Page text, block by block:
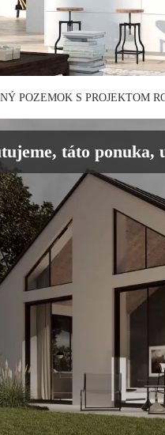
POZEMOK S PROJEKTOM
táto ponuka,